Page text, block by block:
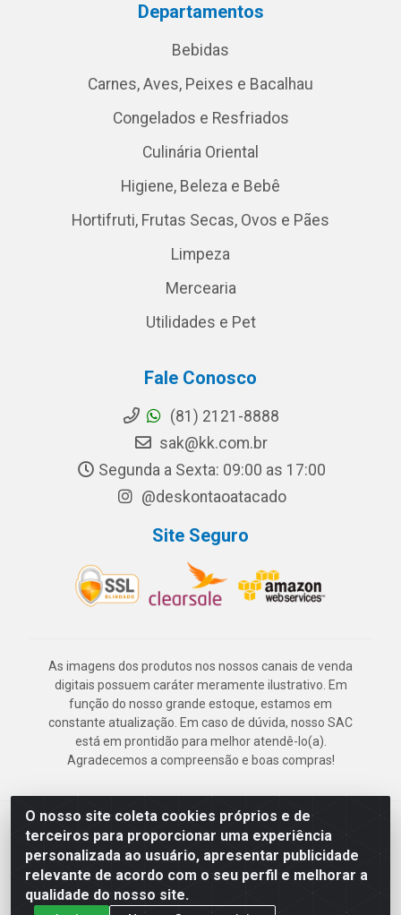
O nosso site coleta cookies próprios e de
terceiros para proporcionar uma experiência
personalizada ao usuário, apresentar publicidade
relevante de acordo com o seu perfil e melhorar a
qualidade do nosso site.
Departamentos
Bebidas
Carnes, Aves, Peixes e Bacalhau
Congelados e Resfriados
Culinária Oriental
Higiene, Beleza e Bebê
Hortifruti, Frutas Secas, Ovos e Pães
Limpeza
Mercearia
Utilidades e Pet
Fale Conosco
(81) 2121-8888
sak@kk.com.br
Segunda a Sexta: 09:00 as 17:00
@deskontaoatacado
Site Seguro
As imagens dos produtos nos nossos canais de venda
digitais possuem caráter meramente ilustrativo. Em
função do nosso grande estoque, estamos em
constante atualização. Em caso de dúvida, nosso SAC
está em prontidão para melhor atendê-lo(a).
Agradecemos a compreensão e boas compras!
Deskontão Atacado - Av. Marechal Mascarenhas de Morais, 2471 -
Imbiribeira - Recife/PE - CEP 51.150-001 - CNPJ 24.150.377/0003-
57